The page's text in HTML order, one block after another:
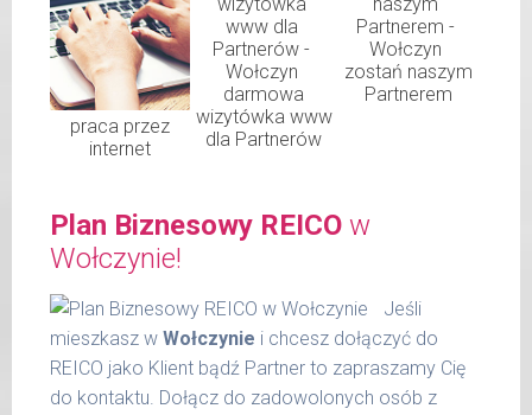
praca przez
internet
darmowa
wizytówka www
dla Partnerów
zostań naszym
Partnerem
Plan Biznesowy REICO w
Wołczynie!
Jeśli
mieszkasz w Wołczynie i chcesz dołączyć do
REICO jako Klient bądź Partner to zapraszamy Cię
do kontaktu. Dołącz do zadowolonych osób z